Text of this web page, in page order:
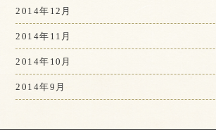
2014年12月
2014年11月
2014年10月
2014年9月